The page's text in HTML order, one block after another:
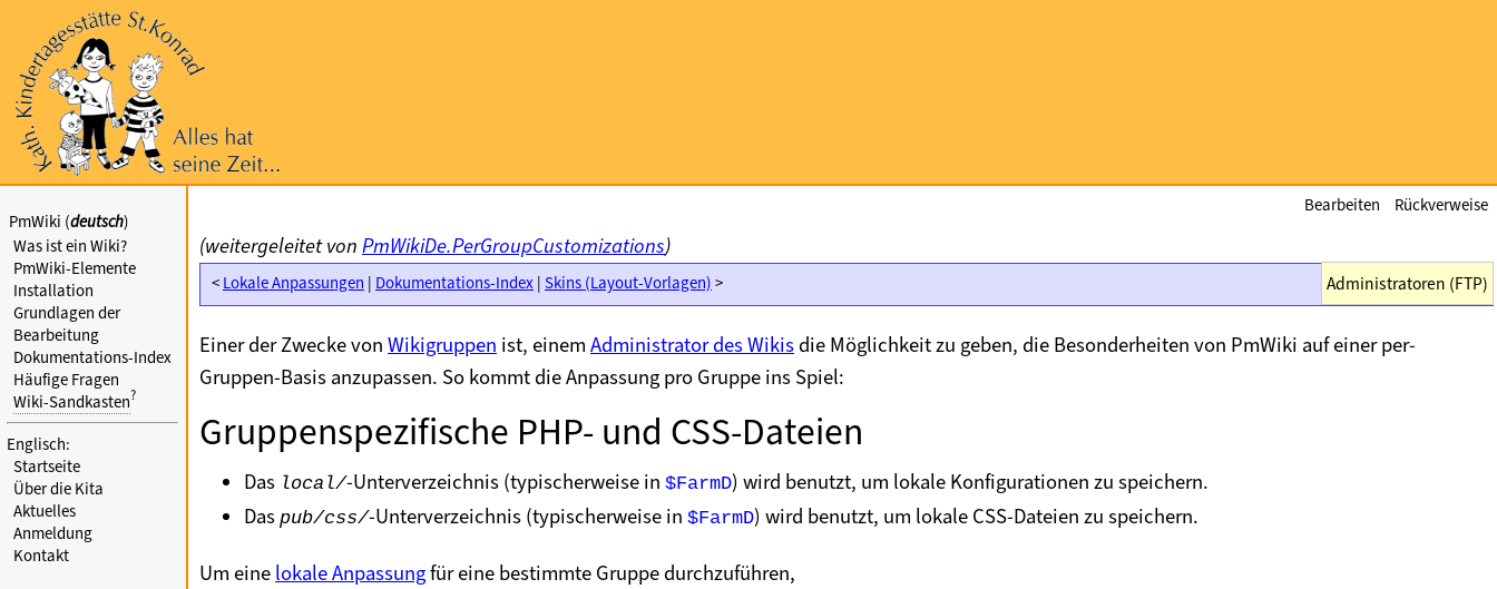
PmWiki (deutsch)
Was ist ein Wiki?
PmWiki-Elemente
Installation
Grundlagen der
Bearbeitung
Dokumentations-Index
Häufige Fragen
Wiki-Sandkasten?
Englisch:
Startseite
Über die Kita
Aktuelles
Anmeldung
Kontakt
Bearbeiten Rückverweise
(weitergeleitet von PmWikiDe.PerGroupCustomizations)
Administratoren (FTP)
< Lokale Anpassungen | Dokumentations-Index | Skins (Layout-Vorlagen) >
Einer der Zwecke von Wikigruppen ist, einem Administrator des Wikis die Möglichkeit zu geben, die Besonderheiten von PmWiki auf einer per-
Gruppen-Basis anzupassen. So kommt die Anpassung pro Gruppe ins Spiel:
Gruppenspezifische PHP- und CSS-Dateien
Das local/-Unterverzeichnis (typischerweise in $FarmD) wird benutzt, um lokale Konfigurationen zu speichern.
Das pub/css/-Unterverzeichnis (typischerweise in $FarmD) wird benutzt, um lokale CSS-Dateien zu speichern.
Um eine lokale Anpassungfür eine bestimmte Gruppe durchzuführen,